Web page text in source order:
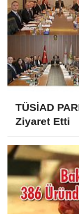
TÜSİAD
Ziyaret Etti